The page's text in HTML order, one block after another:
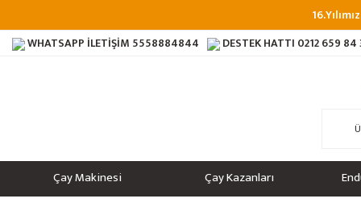
WHATSAPP İLETİŞİM 5558884844 DESTEK HATTI 0212 659 84
Çay Makinesi Çay Kazanları